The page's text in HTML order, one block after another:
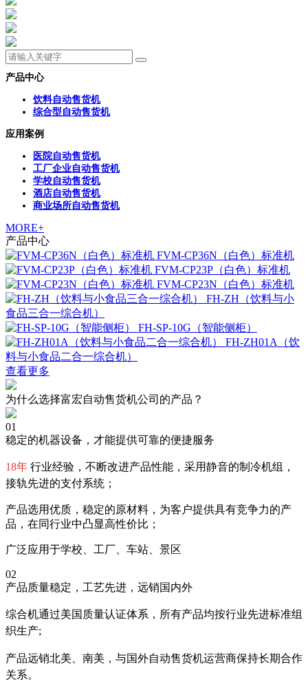
产品中心
饮料自动售货机
综合型自动售货机
应用案例
医院自动售货机
工厂企业自动售货机
学校自动售货机
酒店自动售货机
商业场所自动售货机
MORE+
产品中心
FVM-CP36N（白色）标准机
FVM-CP23P（白色）标准机
FVM-CP23N（白色）标准机
FH-ZH（饮料与小
食品三合一综合机）
FH-SP-10G（智能侧柜）
FH-ZH01A（饮
料与小食品二合一综合机）
查看更多
为什么选择富宏自动售货机公司的产品？
01
稳定的机器设备，才能提供可靠的便捷服务
18年 行业经验，不断改进产品性能，采用静音的制冷机组，
接轨先进的支付系统；
产品选用优质，稳定的原材料，为客户提供具有竞争力的产
品，在同行业中凸显高性价比；
广泛应用于学校、工厂、车站、景区
02
产品质量稳定，工艺先进，远销国内外
综合机通过美国质量认证体系，所有产品均按行业先进标准组
织生产;
产品远销北美、南美，与国外自动售货机运营商保持长期合作
关系。